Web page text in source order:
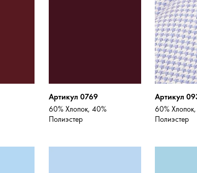
Артикул 0769
60% Хлопок, 40%
Полиэстер
Артикул
60%
Полиэстер